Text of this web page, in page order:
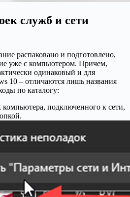
служб и сети
распаковано и подготовлено,
уже с компьютером. Причем,
одинаковый и для
10 – отличаются лишь названия
по каталогу:
компьютера, подключенного к сети,